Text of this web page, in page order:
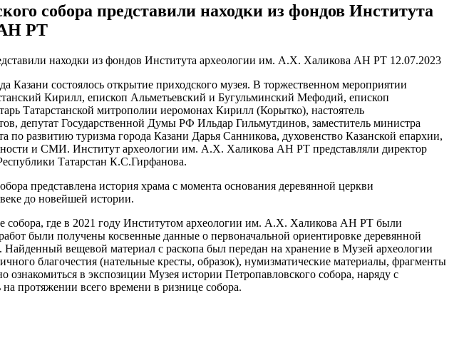
собора представили находки из фондов Института
АН РТ
12.07.2023
Казани состоялось открытие приходского музея. В торжественном мероприятии
Кирилл, епископ Альметьевский и Бугульминский Мефодий, епископ
Татарстанской митрополии иеромонах Кирилл (Корытко), настоятель
депутат Государственной Думы РФ Ильдар Гильмутдинов, заместитель министра
развитию туризма города Казани Дарья Санникова, духовенство Казанской епархии,
и СМИ. Институт археологии им. А.Х. Халикова АН РТ представляли директор
Татарстан К.С.Гирфанова.
представлена история храма с момента основания деревянной церкви
до новейшей истории.
собора, где в 2021 году Институтом археологии им. А.Х. Халикова АН РТ были
были получены косвенные данные о первоначальной ориентировке деревянной
вещевой материал с раскопа был передан на хранение в Музей археологии
благочестия (нательные кресты, образок), нумизматические материалы, фрагменты
в экспозиции Музея истории Петропавловского собора, наряду с
протяжении всего времени в ризнице собора.